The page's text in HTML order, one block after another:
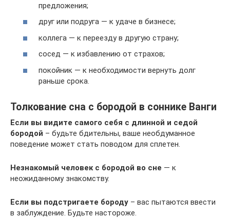
предложения;
друг или подруга — к удаче в бизнесе;
коллега — к переезду в другую страну;
сосед — к избавлению от страхов;
покойник — к необходимости вернуть долг
раньше срока.
Толкование сна с бородой в соннике Ванги
Если вы видите самого себя с длинной и седой
бородой – будьте бдительны, ваше необдуманное
поведение может стать поводом для сплетен.
Незнакомый человек с бородой во сне — к
неожиданному знакомству.
Если вы подстригаете бороду – вас пытаются ввести
в заблуждение. Будьте настороже.